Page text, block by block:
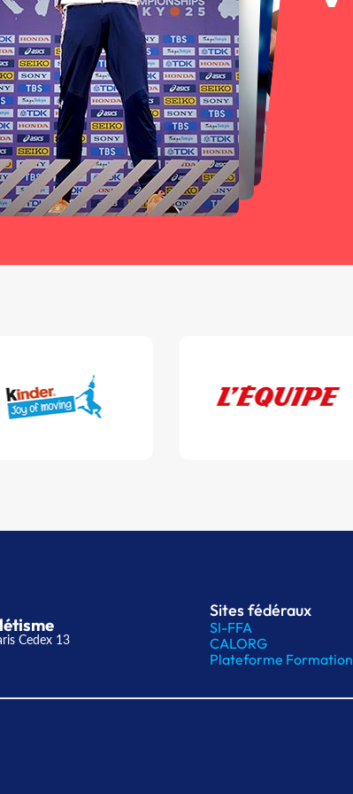
Cedex 13
Sites fédéraux
SI-FFA
CALORG
Plateforme Formation